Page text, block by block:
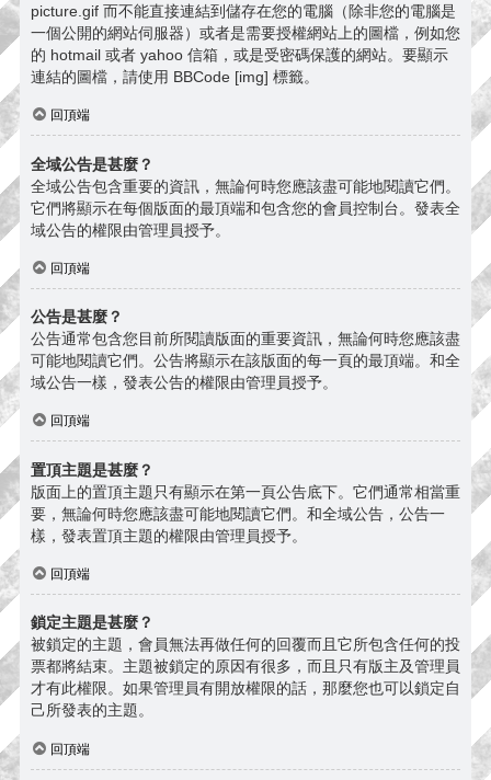
picture.gif 而不能直接連結到儲存在您的電腦（除非您的電腦是
一個公開的網站伺服器）或者是需要授權網站上的圖檔，例如您
的 hotmail 或者 yahoo 信箱，或是受密碼保護的網站。要顯示
連結的圖檔，請使用 BBCode [img] 標籤。
回頂端
全域公告是甚麼？
全域公告包含重要的資訊，無論何時您應該盡可能地閱讀它們。
它們將顯示在每個版面的最頂端和包含您的會員控制台。發表全
域公告的權限由管理員授予。
回頂端
公告是甚麼？
公告通常包含您目前所閱讀版面的重要資訊，無論何時您應該盡
可能地閱讀它們。公告將顯示在該版面的每一頁的最頂端。和全
域公告一樣，發表公告的權限由管理員授予。
回頂端
置頂主題是甚麼？
版面上的置頂主題只有顯示在第一頁公告底下。它們通常相當重
要，無論何時您應該盡可能地閱讀它們。和全域公告，公告一
樣，發表置頂主題的權限由管理員授予。
回頂端
鎖定主題是甚麼？
被鎖定的主題，會員無法再做任何的回覆而且它所包含任何的投
票都將結束。主題被鎖定的原因有很多，而且只有版主及管理員
才有此權限。如果管理員有開放權限的話，那麼您也可以鎖定自
己所發表的主題。
回頂端